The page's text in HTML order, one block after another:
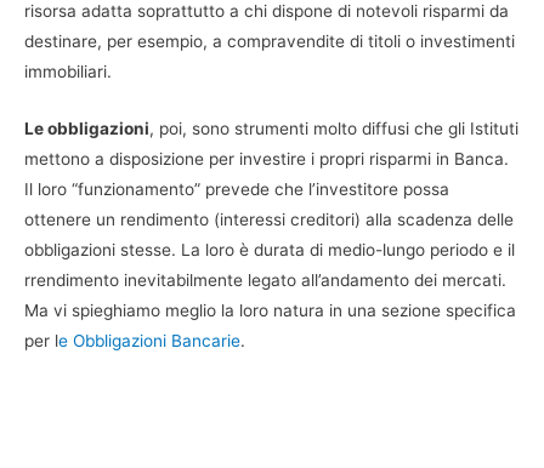
risorsa adatta soprattutto a chi dispone di notevoli risparmi da
destinare, per esempio, a compravendite di titoli o investimenti
immobiliari.
Le obbligazioni, poi, sono strumenti molto diffusi che gli Istituti
mettono a disposizione per investire i propri risparmi in Banca.
Il loro “funzionamento” prevede che l’investitore possa
ottenere un rendimento (interessi creditori) alla scadenza delle
obbligazioni stesse. La loro è durata di medio-lungo periodo e il
rrendimento inevitabilmente legato all’andamento dei mercati.
Ma vi spieghiamo meglio la loro natura in una sezione specifica
per le Obbligazioni Bancarie.